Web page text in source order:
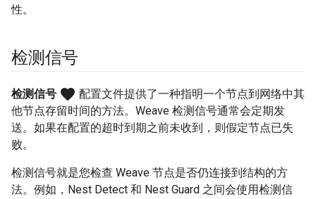
性。
检测信号
检测信号 favorite 配置文件提供了一种指明一个节点到网络中其
他节点存留时间的方法。Weave 检测信号通常会定期发
送。如果在配置的超时到期之前未收到，则假定节点已失
败。
检测信号就是您检查 Weave 节点是否仍连接到结构的方
法。例如，Nest Detect 和 Nest Guard 之间会使用检测信